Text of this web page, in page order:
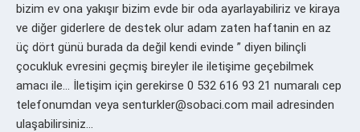
bizim ev ona yakışır bizim evde bir oda ayarlayabiliriz ve kiraya
ve diğer giderlere de destek olur adam zaten haftanin en az
üç dört günü burada da değil kendi evinde ” diyen bilinçli
çocukluk evresini geçmiş bireyler ile iletişime geçebilmek
amacı ile… İletişim için gerekirse 0 532 616 93 21 numaralı cep
telefonumdan veya senturkler@sobaci.com mail adresinden
ulaşabilirsiniz…